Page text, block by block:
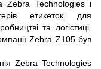
Zebra Technologies і
етикеток для
та логістиці.
Zebra Z105 був
Zebra Technologies